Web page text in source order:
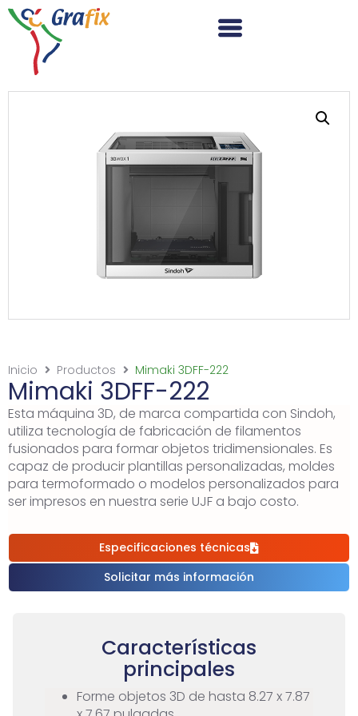
Inicio Productos Mimaki 3DFF-222
Mimaki 3DFF-222
Esta máquina 3D, de marca compartida con Sindoh,
utiliza tecnología de fabricación de filamentos
fusionados para formar objetos tridimensionales. Es
capaz de producir plantillas personalizadas, moldes
para termoformado o modelos personalizados para
ser impresos en nuestra serie UJF a bajo costo.
Especificaciones técnicas
Solicitar más información
Características
principales
Forme objetos 3D de hasta 8.27 x 7.87